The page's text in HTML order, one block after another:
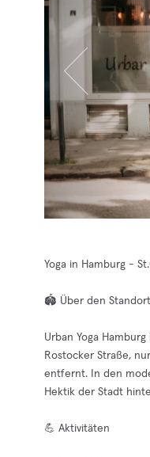
Yoga in Hamburg -
🏟️ Über den Standort
Urban Yoga
Rostocker Straße,
entfernt. In den
Hektik der Stadt
💪 Aktivitäten